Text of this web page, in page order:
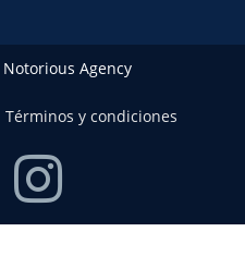
Notorious Agency
Términos y condiciones